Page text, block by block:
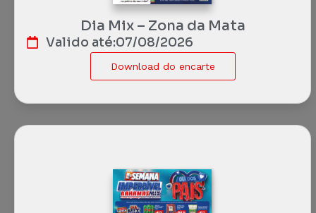
Dia Mix – Zona da Mata
Valido até:07/08/2026
Download do encarte